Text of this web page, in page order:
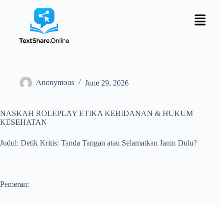
Anonymous June 29, 2026
NASKAH ROLEPLAY ETIKA KEBIDANAN & HUKUM
KESEHATAN
Judul: Detik Kritis: Tanda Tangan atau Selamatkan Janin Dulu?
Pemeran: